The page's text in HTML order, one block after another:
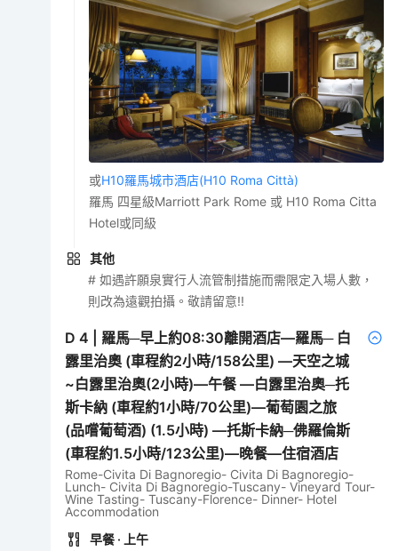
或H10羅馬城市酒店(H10 Roma Città)
羅馬 四星級Marriott Park Rome 或 H10 Roma Citta
Hotel或同級
其他
# 如遇許願泉實行人流管制措施而需限定入場人數，
則改為遠觀拍攝。敬請留意!!
D4
羅馬─早上約08:30離開酒店—羅馬─ 白
露里治奧 (車程約2小時/158公里) —天空之城
~白露里治奧(2小時)—午餐 —白露里治奧─托
斯卡納 (車程約1小時/70公里)—葡萄園之旅
(品嚐葡萄酒) (1.5小時) —托斯卡納─佛羅倫斯
(車程約1.5小時/123公里)—晚餐—住宿酒店
Rome-Civita Di Bagnoregio- Civita Di Bagnoregio-
Lunch- Civita Di Bagnoregio-Tuscany- Vineyard Tour-
Wine Tasting- Tuscany-Florence- Dinner- Hotel
Accommodation
早餐 · 上午